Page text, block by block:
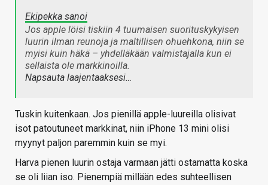
Ekipekka sanoi
Jos apple löisi tiskiin 4 tuumaisen suorituskykyisen
luurin ilman reunoja ja maltillisen ohuehkona, niin se
myisi kuin häkä – yhdelläkään valmistajalla kun ei
sellaista ole markkinoilla.
Napsauta laajentaaksesi…
Tuskin kuitenkaan. Jos pienillä apple-luureilla olisivat
isot patoutuneet markkinat, niin iPhone 13 mini olisi
myynyt paljon paremmin kuin se myi.
Harva pienen luurin ostaja varmaan jätti ostamatta koska
se oli liian iso. Pienempiä millään edes suhteellisen